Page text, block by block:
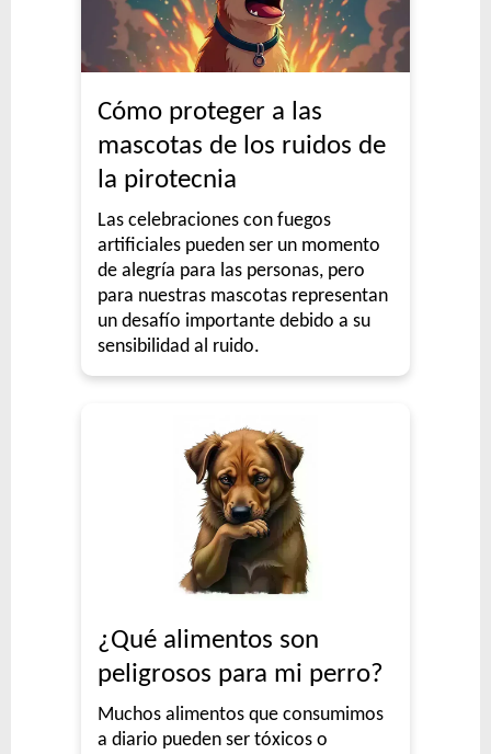
Cómo proteger a las
mascotas de los ruidos de
la pirotecnia
Las celebraciones con fuegos
artificiales pueden ser un momento
de alegría para las personas, pero
para nuestras mascotas representan
un desafío importante debido a su
sensibilidad al ruido.
¿Qué alimentos son
peligrosos para mi perro?
Muchos alimentos que consumimos
a diario pueden ser tóxicos o